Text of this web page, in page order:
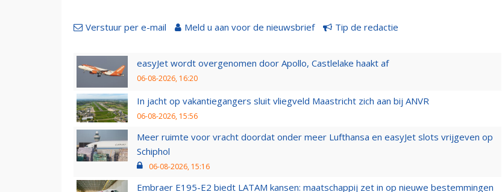
Verstuur per e-mail Meld u aan voor de nieuwsbrief Tip de redactie
easyJet wordt overgenomen door Apollo, Castlelake haakt af
06-08-2026, 16:20
In jacht op vakantiegangers sluit vliegveld Maastricht zich aan bij ANVR
06-08-2026, 15:56
Meer ruimte voor vracht doordat onder meer Lufthansa en easyJet slots vrijgeven op
Schiphol
06-08-2026, 15:16
Embraer E195-E2 biedt LATAM kansen: maatschappij zet in op nieuwe bestemmingen